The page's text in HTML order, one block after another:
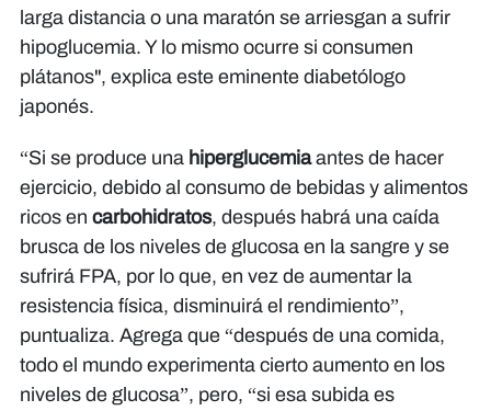
larga distancia o una maratón se arriesgan a sufrir
hipoglucemia. Y lo mismo ocurre si consumen
plátanos", explica este eminente diabetólogo
japonés.
“Si se produce una hiperglucemiaantes de hacer
ejercicio, debido al consumo de bebidas y alimentos
ricos en carbohidratos, después habrá una caída
brusca de los niveles de glucosa en la sangre y se
sufrirá FPA, por lo que, en vez de aumentar la
resistencia física, disminuirá el rendimiento”,
puntualiza. Agrega que “después de una comida,
todo el mundo experimenta cierto aumento en los
niveles de glucosa”, pero, “si esa subida es